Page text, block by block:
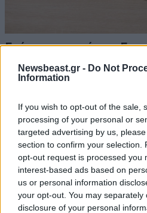
Newsbeast.gr - Do Not
Information
If you wish to opt-out of the sale,
processing of your personal or
targeted advertising by us,
section to confirm your selection.
opt-out request is processed you
interest-based ads based on
us or personal information
your opt-out. You may
disclosure of your personal
Επάρκεια φαρμάκων:
ΕΟΦ για την ασφάλεια
σκευασμάτων
Ακολουθήστε το
και μάθετε πρώτοι